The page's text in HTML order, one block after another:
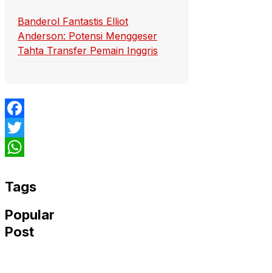
Banderol Fantastis Elliot
Anderson: Potensi Menggeser
Tahta Transfer Pemain Inggris
Facebook
Twitter
Tags
Popular
Post